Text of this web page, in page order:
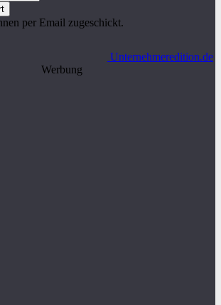
per Email zugeschickt.
Unternehmeredition.de
Werbung